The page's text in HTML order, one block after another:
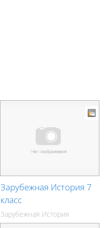
Зарубежная История 7
класс
Зарубежная История